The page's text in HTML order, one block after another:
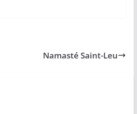
Namasté Saint-Leu